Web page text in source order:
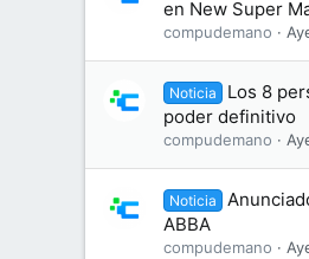
en New Super
compudemano
Noticia
Los 8
poder definitivo
compudemano
Noticia
ABBA
compudemano